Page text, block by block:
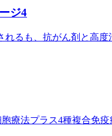
ジ4
るも、抗がん剤と高
療法プラス4種複合免